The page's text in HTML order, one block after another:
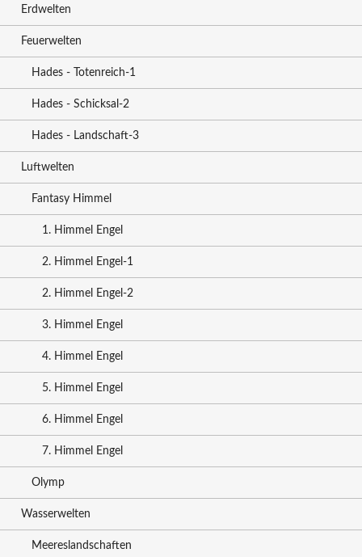
Erdwelten
Feuerwelten
Hades - Totenreich-1
Hades - Schicksal-2
Hades - Landschaft-3
Luftwelten
Fantasy Himmel
1. Himmel Engel
2. Himmel Engel-1
2. Himmel Engel-2
3. Himmel Engel
4. Himmel Engel
5. Himmel Engel
6. Himmel Engel
7. Himmel Engel
Olymp
Wasserwelten
Meereslandschaften